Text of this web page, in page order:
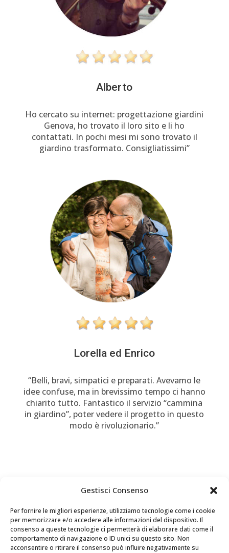
Gestisci Consenso
Per fornire le migliori esperienze, utilizziamo tecnologie come i cookie
per memorizzare e/o accedere alle informazioni del dispositivo. Il
consenso a queste tecnologie ci permetterà di elaborare dati come il
comportamento di navigazione o ID unici su questo sito. Non
acconsentire o ritirare il consenso può influire negativamente su
Alberto
Ho cercato su internet: progettazione giardini
Genova, ho trovato il loro sito e li ho
contattati. In pochi mesi mi sono trovato il
giardino trasformato. Consigliatissimi”
Lorella ed Enrico
“Belli, bravi, simpatici e preparati. Avevamo le
idee confuse, ma in brevissimo tempo ci hanno
chiarito tutto. Fantastico il servizio “cammina
in giardino”, poter vedere il progetto in questo
modo è rivoluzionario.”